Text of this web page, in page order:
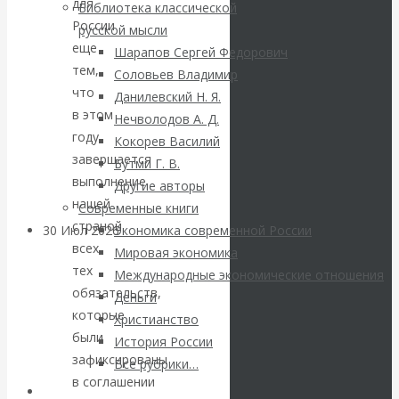
Библиотека классической
русской мысли
Шарапов Сергей Федорович
Соловьев Владимир
Данилевский Н. Я.
Нечволодов А. Д.
Кокорев Василий
Бутми Г. В.
Другие авторы
Современные книги
Экономика современной России
Мировая экономика
Международные экономические отношения
Деньги
Христианство
История России
Все рубрики…
Авторы РЭОШ
ВАлентин
Катасонов.
Саммит НАТО в
Турции: Drang
nach Osten
30 Июл 2026Банки
Валентин
Катасонов. Кто
определяет
России
еще
тем,
что
в этом
году
завершается
выполнение
нашей
страной
всех
тех
обязательств,
которые
были
зафиксированы
в соглашении